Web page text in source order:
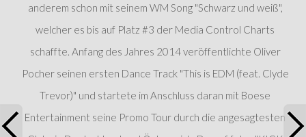
anderem schon mit seinem WM Song "Schwarz und weiß",
welcher es bis auf Platz #3 der Media Control Charts
schaffte. Anfang des Jahres 2014 veröffentlichte Oliver
Pocher seinen ersten Dance Track "This is EDM (feat. Clyde
Trevor)" und startete im Anschluss daran mit Boese
Entertainment seine Promo Tour durch die angesagtesten